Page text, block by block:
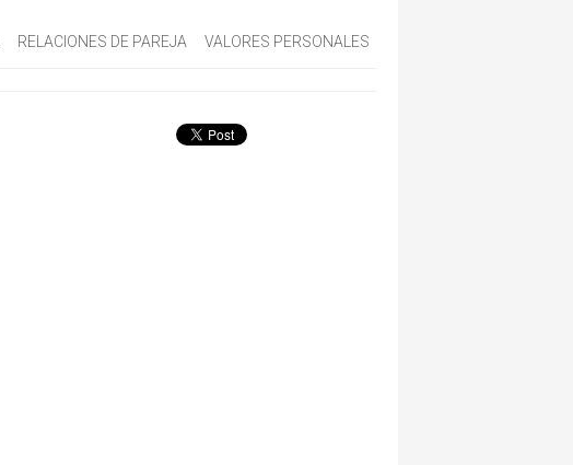
RELACIONES DE PAREJA VALORES PERSONALES